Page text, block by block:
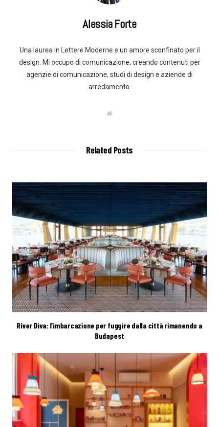
Alessia Forte
Una laurea in Lettere Moderne e un amore sconfinato per il
design. Mi occupo di comunicazione, creando contenuti per
agenzie di comunicazione, studi di design e aziende di
arredamento.
W
Related Posts
River Diva: l’imbarcazione per fuggire dalla città rimanendo a
Budapest